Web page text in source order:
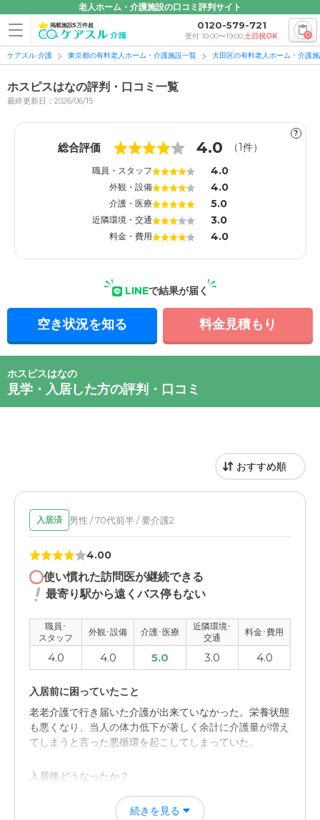
老人ホーム・介護施設の口コミ評判サイト
掲載施設5万件超 0120-579-721
受付 10:00〜19:00土日祝OK 0
ケアスル 介護 東京都の有料老人ホーム・介護施設一覧 大田区の有料老人ホーム・介護
ホスピスはなの評判・口コミ一覧
最終更新日：2026/06/15
?
総合評価 4.0 （1件）
職員・スタッフ 4.0
外観・設備 4.0
介護・医療 5.0
近隣環境・交通 3.0
料金・費用 4.0
LINEで結果が届く
空き状況を知る 料金見積もり
ホスピスはなの
見学・入居した方の評判・口コミ
入居済 男性 / 70代前半 / 要介護2
4.00
使い慣れた訪問医が継続できる
最寄り駅から遠くバス停もない
職員･
スタッフ
外観･設備 介護･医療
近隣環境･
交通
料金･費用
4.0 4.0 5.0 3.0 4.0
入居前に困っていたこと
老老介護で行き届いた介護が出来ていなかった。栄養状態
も悪くなり、当人の体力低下が著しく余計に介護量が増え
てしまうと言った悪循環を起こしてしまっていた。
入居後どうなったか？
主介護者の妻の負担がなくなり、当人もきちんとした食事
を摂ることができる様になったので徐々に元気になってい
続きを見る